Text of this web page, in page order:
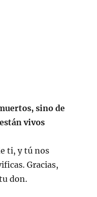
sino de
vivos
ti, y tú nos
Gracias,
don.